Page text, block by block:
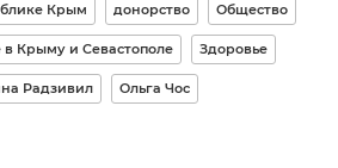
Крым донорство Общество
Крыму и Севастополе Здоровье
Радзивил Ольга Чос